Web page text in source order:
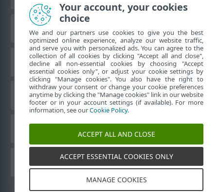
ESET-ova baza znanja
ESET-ov forum
Regionalna podrška
Drugi proizvodi tvrtke ESET
©1992-2026ESET, spol. s r.o. – Sva prava pridržana.
Your account, your cookies
choice
We and our partners use cookies to give you the best
optimized online experience, analyze our website traffic,
and serve you with personalized ads. You can agree to the
collection of all cookies by clicking "Accept all and close",
decline all non-essential cookies by choosing "Accept
essential cookies only", or adjust your cookie settings by
clicking "Manage cookies". You also have the right to
withdraw your consent or change your cookie preferences
anytime by clicking the "Manage cookies" link in our website
footer or in your account settings (if available). For more
information, see ourCookie Policy.
ACCEPT ALL AND CLOSE
ACCEPT ESSENTIAL COOKIES ONLY
MANAGE COOKIES